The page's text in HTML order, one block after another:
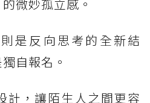
微妙孤立感。
是反向思考的全新結
自報名。
計，讓陌生人之間更容